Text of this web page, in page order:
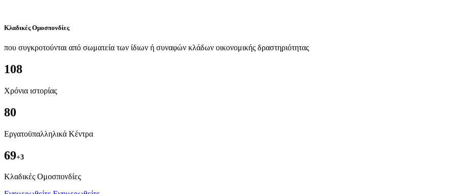
Κλαδικές Ομοσπονδίες
που συγκροτούνται από σωματεία των ίδιων ή συναφών κλάδων οικονομικής δραστηριότητας
108
Χρόνια ιστορίας
80
Εργατοϋπαλληλικά Κέντρα
69+3
Kλαδικές Ομοσπονδίες